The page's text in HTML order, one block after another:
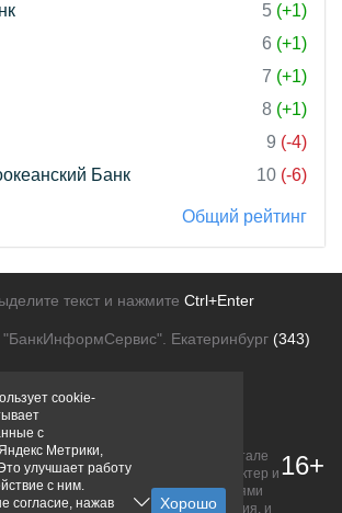
5 (+1)
6 (+1)
7 (+1)
8 (+1)
9 (-4)
Банк
10 (-6)
Общий рейтинг
текст и нажмите Ctrl+Enter
Екатеринбург (343)
конфиденциальности
Для рекламодателей
банков, размещенная на портале
ознакомительный характер и
офертой, определяемой положениями
содержит точного и полного описания, и
16+
cookie-
с
Метрики,
улучшает работу
с ним.
согласие, нажав